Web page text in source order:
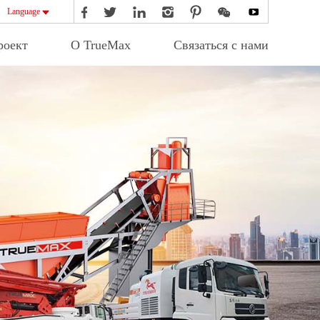
Language
О TrueMax Связаться с нами